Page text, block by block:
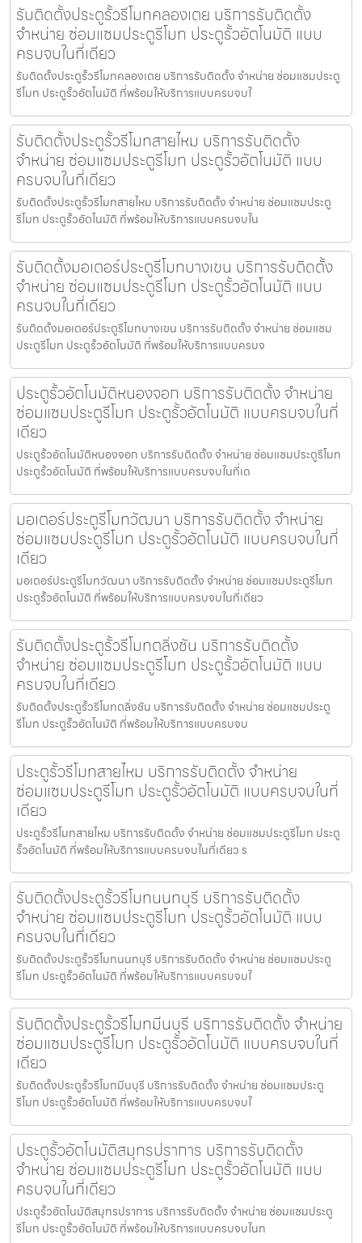
รับติดตั้งประตูรั้วรีโมทคลองเตย บริการรับติดตั้ง
จำหน่าย ซ่อมแซมประตูรีโมท ประตูรั้วอัตโนมัติ แบบ
ครบจบในที่เดียว
รับติดตั้งประตูรั้วรีโมทคลองเตย บริการรับติดตั้ง จำหน่าย ซ่อมแซมประตู
รีโมท ประตูรั้วอัตโนมัติ ที่พร้อมให้บริการแบบครบจบใ
รับติดตั้งประตูรั้วรีโมทสายไหม บริการรับติดตั้ง
จำหน่าย ซ่อมแซมประตูรีโมท ประตูรั้วอัตโนมัติ แบบ
ครบจบในที่เดียว
รับติดตั้งประตูรั้วรีโมทสายไหม บริการรับติดตั้ง จำหน่าย ซ่อมแซมประตู
รีโมท ประตูรั้วอัตโนมัติ ที่พร้อมให้บริการแบบครบจบใน
รับติดตั้งมอเตอร์ประตูรีโมทบางเขน บริการรับติดตั้ง
จำหน่าย ซ่อมแซมประตูรีโมท ประตูรั้วอัตโนมัติ แบบ
ครบจบในที่เดียว
รับติดตั้งมอเตอร์ประตูรีโมทบางเขน บริการรับติดตั้ง จำหน่าย ซ่อมแซม
ประตูรีโมท ประตูรั้วอัตโนมัติ ที่พร้อมให้บริการแบบครบจ
ประตูรั้วอัตโนมัติหนองจอก บริการรับติดตั้ง จำหน่าย
ซ่อมแซมประตูรีโมท ประตูรั้วอัตโนมัติ แบบครบจบในที่
เดียว
ประตูรั้วอัตโนมัติหนองจอก บริการรับติดตั้ง จำหน่าย ซ่อมแซมประตูรีโมท
ประตูรั้วอัตโนมัติ ที่พร้อมให้บริการแบบครบจบในที่เด
มอเตอร์ประตูรีโมทวัฒนา บริการรับติดตั้ง จำหน่าย
ซ่อมแซมประตูรีโมท ประตูรั้วอัตโนมัติ แบบครบจบในที่
เดียว
มอเตอร์ประตูรีโมทวัฒนา บริการรับติดตั้ง จำหน่าย ซ่อมแซมประตูรีโมท
ประตูรั้วอัตโนมัติ ที่พร้อมให้บริการแบบครบจบในที่เดียว
รับติดตั้งประตูรั้วรีโมทตลิ่งชัน บริการรับติดตั้ง
จำหน่าย ซ่อมแซมประตูรีโมท ประตูรั้วอัตโนมัติ แบบ
ครบจบในที่เดียว
รับติดตั้งประตูรั้วรีโมทตลิ่งชัน บริการรับติดตั้ง จำหน่าย ซ่อมแซมประตู
รีโมท ประตูรั้วอัตโนมัติ ที่พร้อมให้บริการแบบครบจบ
ประตูรั้วรีโมทสายไหม บริการรับติดตั้ง จำหน่าย
ซ่อมแซมประตูรีโมท ประตูรั้วอัตโนมัติ แบบครบจบในที่
เดียว
ประตูรั้วรีโมทสายไหม บริการรับติดตั้ง จำหน่าย ซ่อมแซมประตูรีโมท ประตู
รั้วอัตโนมัติ ที่พร้อมให้บริการแบบครบจบในที่เดียว ร
รับติดตั้งประตูรั้วรีโมทนนทบุรี บริการรับติดตั้ง
จำหน่าย ซ่อมแซมประตูรีโมท ประตูรั้วอัตโนมัติ แบบ
ครบจบในที่เดียว
รับติดตั้งประตูรั้วรีโมทนนทบุรี บริการรับติดตั้ง จำหน่าย ซ่อมแซมประตู
รีโมท ประตูรั้วอัตโนมัติ ที่พร้อมให้บริการแบบครบจบใ
รับติดตั้งประตูรั้วรีโมทมีนบุรี บริการรับติดตั้ง จำหน่าย
ซ่อมแซมประตูรีโมท ประตูรั้วอัตโนมัติ แบบครบจบในที่
เดียว
รับติดตั้งประตูรั้วรีโมทมีนบุรี บริการรับติดตั้ง จำหน่าย ซ่อมแซมประตู
รีโมท ประตูรั้วอัตโนมัติ ที่พร้อมให้บริการแบบครบจบใ
ประตูรั้วอัตโนมัติสมุทรปราการ บริการรับติดตั้ง
จำหน่าย ซ่อมแซมประตูรีโมท ประตูรั้วอัตโนมัติ แบบ
ครบจบในที่เดียว
ประตูรั้วอัตโนมัติสมุทรปราการ บริการรับติดตั้ง จำหน่าย ซ่อมแซมประตู
รีโมท ประตูรั้วอัตโนมัติ ที่พร้อมให้บริการแบบครบจบในท